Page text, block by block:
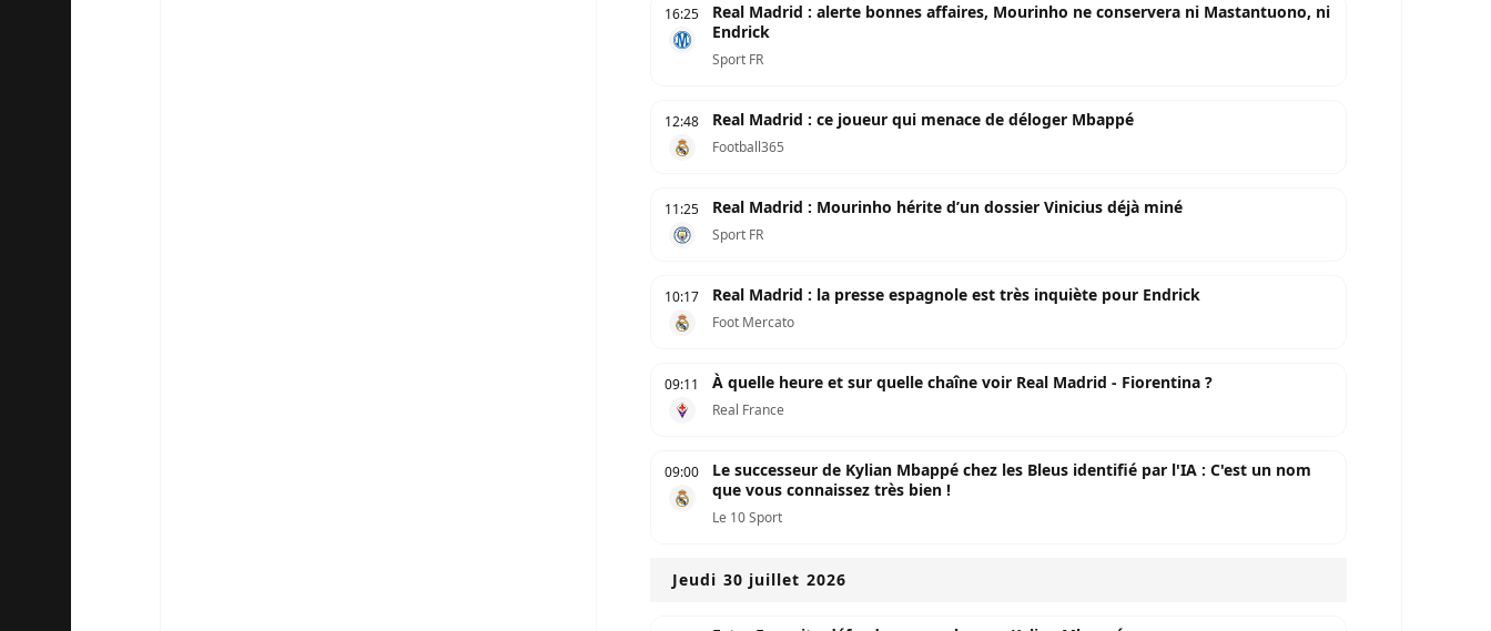
16:25
Real Madrid : alerte bonnes affaires, Mourinho ne conservera ni Mastantuono, ni
Endrick
Sport FR
12:48 Real Madrid : ce joueur qui menace de déloger Mbappé
Football365
11:25 Real Madrid : Mourinho hérite d’un dossier Vinicius déjà miné
Sport FR
10:17 Real Madrid : la presse espagnole est très inquiète pour Endrick
Foot Mercato
09:11 À quelle heure et sur quelle chaîne voir Real Madrid - Fiorentina ?
Real France
09:00
Le successeur de Kylian Mbappé chez les Bleus identifié par l'IA : C'est un nom
que vous connaissez très bien !
Le 10 Sport
Jeudi 30 juillet 2026